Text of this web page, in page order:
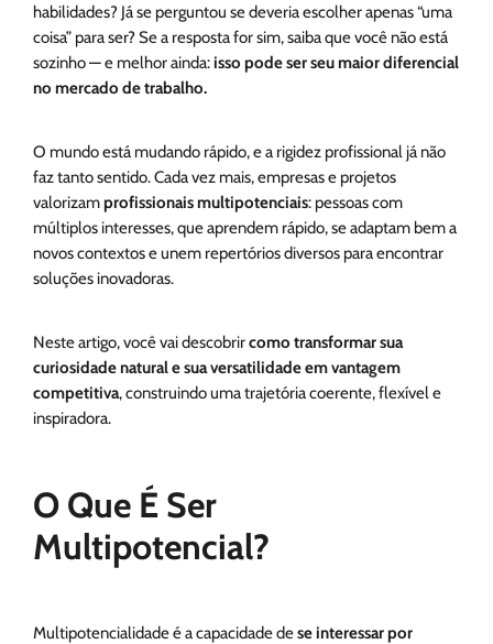
habilidades? Já se perguntou se deveria escolher apenas “uma
coisa” para ser? Se a resposta for sim, saiba que você não está
sozinho — e melhor ainda:isso pode ser seu maior diferencial
no mercado de trabalho.
O mundo está mudando rápido, e a rigidez profissional já não
faz tanto sentido. Cada vez mais, empresas e projetos
valorizamprofissionais multipotenciais: pessoas com
múltiplos interesses, que aprendem rápido, se adaptam bem a
novos contextos e unem repertórios diversos para encontrar
soluções inovadoras.
Neste artigo, você vai descobrircomo transformar sua
curiosidade natural e sua versatilidade em vantagem
competitiva, construindo uma trajetória coerente, flexível e
inspiradora.
O Que É Ser
Multipotencial?
Multipotencialidade é a capacidade dese interessar por